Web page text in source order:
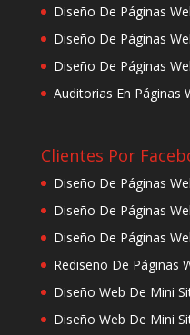
Diseño De Páginas
Diseño De Páginas
Diseño De Páginas
Auditorias En Páginas
Clientes Por
Diseño De Páginas
Diseño De Páginas
Diseño De Páginas
Rediseño De Páginas
Diseño Web De Mini
Diseño Web De Mini